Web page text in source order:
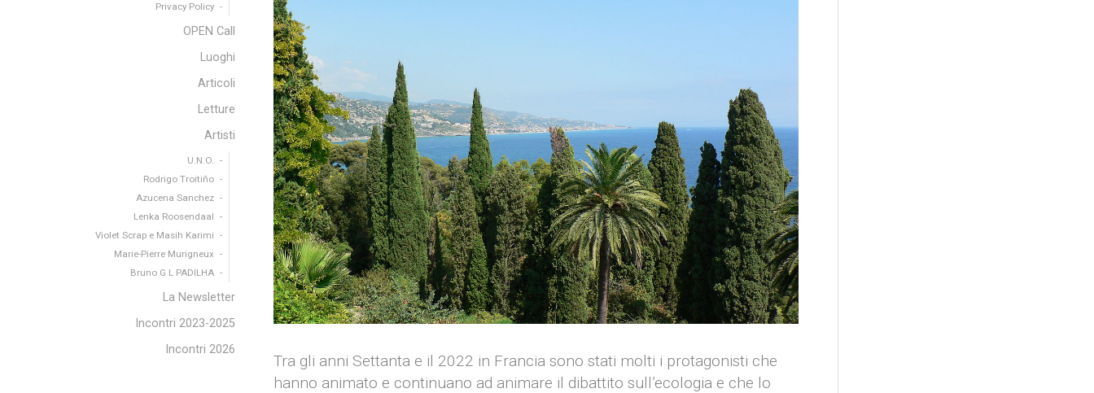
Privacy Policy
OPEN Call
Luoghi
Articoli
Letture
Artisti
U.N.O.
Rodrigo Troitiño
Azucena Sanchez
Lenka Roosendaal
Violet Scrap e Masih Karimi
Marie-Pierre Murigneux
Bruno G L PADILHA
La Newsletter
Incontri 2023-2025
Incontri 2026
Tra gli anni Settanta e il 2022 in Francia sono stati molti i protagonisti che
hanno animato e continuano ad animare il dibattito sull’ecologia e che lo